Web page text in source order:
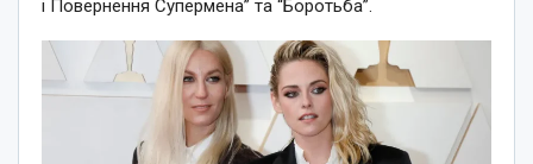
і Повернення Супермена” та “Боротьба”.